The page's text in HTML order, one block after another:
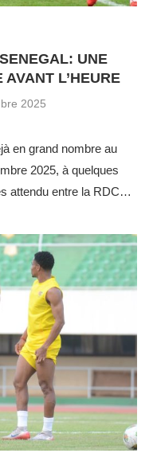
UNE
L’HEURE
2025
en grand nombre au
2025, à quelques
attendu entre la RDC…